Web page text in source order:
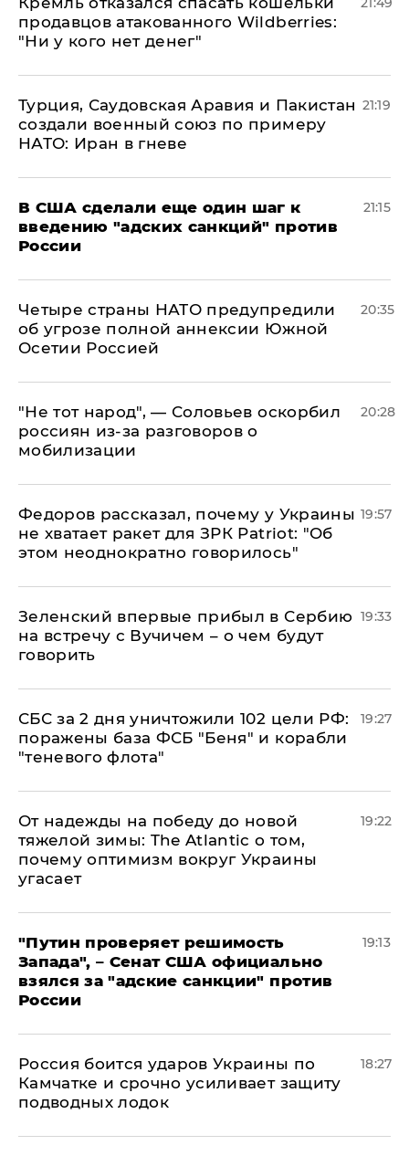
продавцов атакованного Wildberries:
"Ни у кого нет денег"
Турция, Саудовская Аравия и Пакистан
создали военный союз по примеру
НАТО: Иран в гневе
21:19
В США сделали еще один шаг к
введению "адских санкций" против
России
21:15
Четыре страны НАТО предупредили
об угрозе полной аннексии Южной
Осетии Россией
20:35
​"Не тот народ", — Соловьев оскорбил
россиян из-за разговоров о
мобилизации
20:28
Федоров рассказал, почему у Украины
не хватает ракет для ЗРК Patriot: "Об
этом неоднократно говорилось"
19:57
Зеленский впервые прибыл в Сербию
на встречу с Вучичем – о чем будут
говорить
19:33
СБС за 2 дня уничтожили 102 цели РФ:
поражены база ФСБ "Беня" и корабли
"теневого флота"
19:27
От надежды на победу до новой
тяжелой зимы: The Atlantic о том,
почему оптимизм вокруг Украины
угасает
19:22
"Путин проверяет решимость
Запада", – Сенат США официально
взялся за "адские санкции" против
России
19:13
Россия боится ударов Украины по
Камчатке и срочно усиливает защиту
подводных лодок
18:27